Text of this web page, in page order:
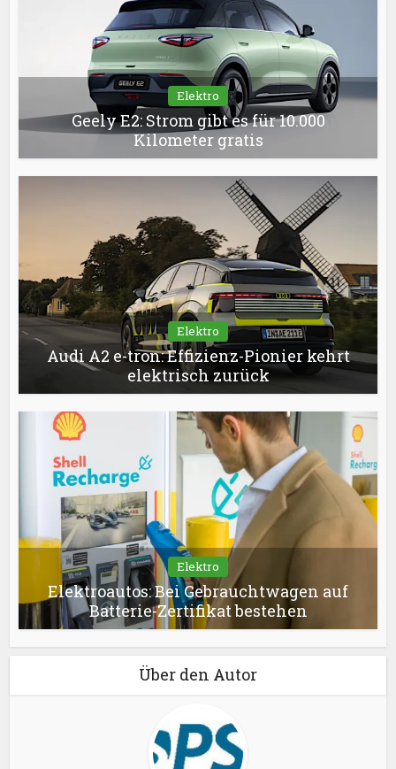
Elektro
Geely E2: Strom gibt es für 10.000
Kilometer gratis
Elektro
Audi A2 e-tron: Effizienz-Pionier kehrt
elektrisch zurück
Elektro
Elektroautos: Bei Gebrauchtwagen auf
Batterie-Zertifikat bestehen
Über den Autor